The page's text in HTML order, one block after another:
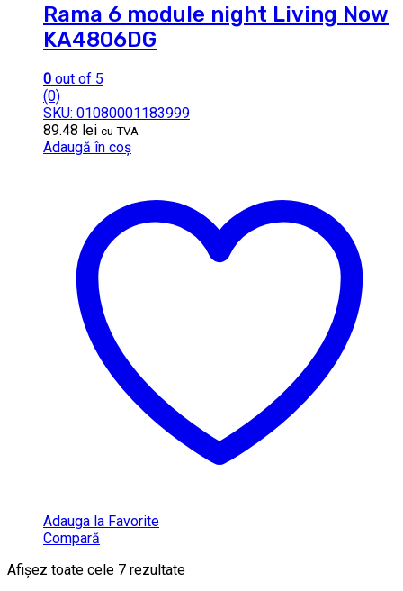
Rama 6 module night Living Now
KA4806DG
0 out of 5
(0)
SKU: 01080001183999
89.48 lei cu TVA
Adaugă în coș
Adauga la Favorite
Compară
Afișez toate cele 7 rezultate